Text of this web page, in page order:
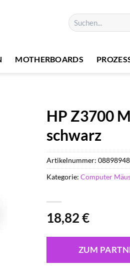
Suchen
nach:
MOTHERBOARDS
HP Z3700
schwarz
18,82€
ZUM
Artikelnummer:
Kategorie:Computer